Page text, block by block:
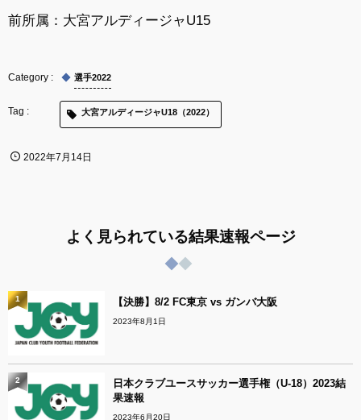
前所属：大宮アルディージャU15
選手2022
大宮アルディージャU18（2022）
2022年7月14日
よく見られている結果速報ページ
【決勝】8/2 FC東京 vs ガンバ大阪
2023年8月1日
1
日本クラブユースサッカー選手権（U-18）2023結
果速報
2023年6月20日
2